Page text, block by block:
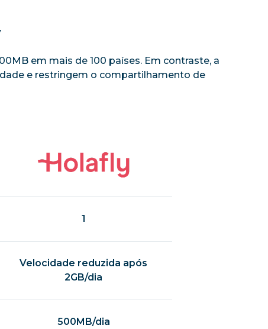
em mais de 100 países. Em contraste, a
e restringem o compartilhamento de
1
Velocidade reduzida após
2GB/dia
500MB/dia